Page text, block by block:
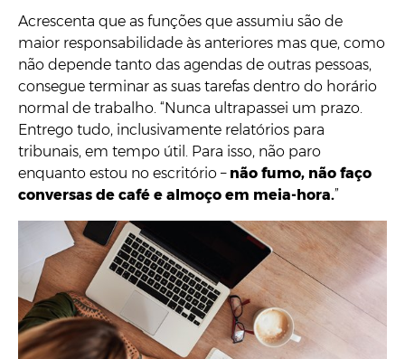
Acrescenta que as funções que assumiu são de
maior responsabilidade às anteriores mas que, como
não depende tanto das agendas de outras pessoas,
consegue terminar as suas tarefas dentro do horário
normal de trabalho. “Nunca ultrapassei um prazo.
Entrego tudo, inclusivamente relatórios para
tribunais, em tempo útil. Para isso, não paro
enquanto estou no escritório – não fumo, não faço
conversas de café e almoço em meia-hora.”